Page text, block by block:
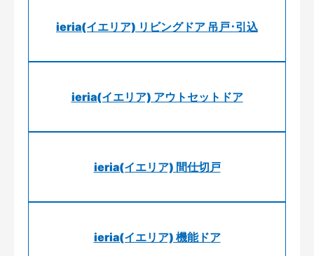
ieria(イエリア) リビングドア 吊戸･引込
ieria(イエリア) アウトセットドア
ieria(イエリア) 間仕切戸
ieria(イエリア) 機能ドア